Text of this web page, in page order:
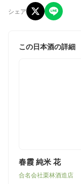
シェア
この日本酒の詳細
春霞 純米 花
合名会社栗林酒造店